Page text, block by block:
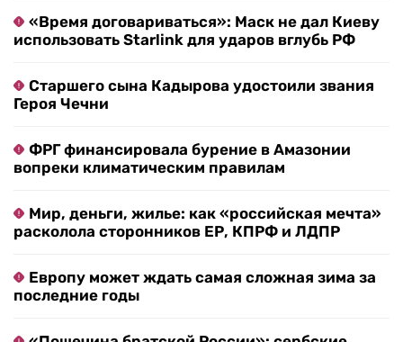
«Время договариваться»: Маск не дал Киеву
использовать Starlink для ударов вглубь РФ
Старшего сына Кадырова удостоили звания
Героя Чечни
ФРГ финансировала бурение в Амазонии
вопреки климатическим правилам
Мир, деньги, жилье: как «российская мечта»
расколола сторонников ЕР, КПРФ и ЛДПР
Европу может ждать самая сложная зима за
последние годы